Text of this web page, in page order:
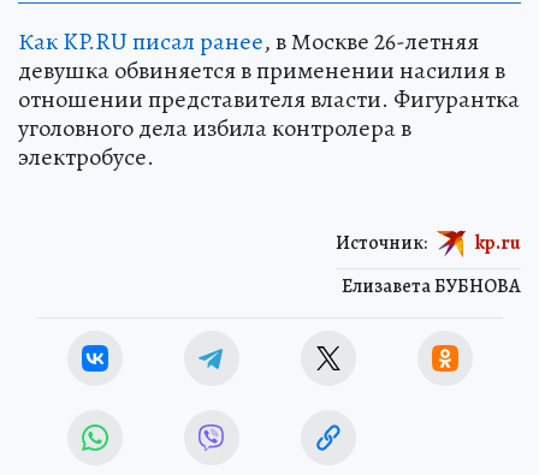
Как KP.RU писал ранее, в Москве 26-летняя
девушка обвиняется в применении насилия в
отношении представителя власти. Фигурантка
уголовного дела избила контролера в
электробусе.
Елизавета БУБНОВА
Источник: kp.ru